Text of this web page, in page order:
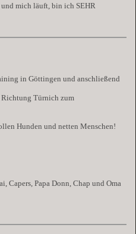
mich läuft, bin ich SEHR
in Göttingen und anschließend
Türnich zum
Hunden und netten Menschen!
Capers, Papa Donn, Chap und Oma